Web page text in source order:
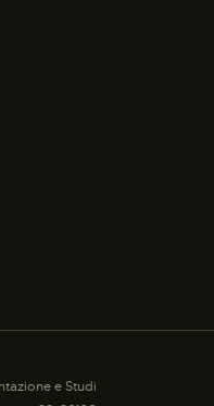
e Studi